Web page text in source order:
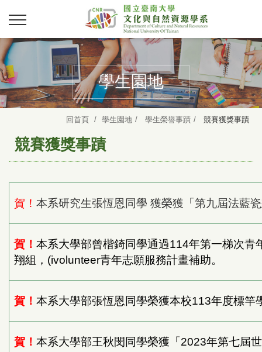
學生園地
回首頁 學生園地 學生榮譽事蹟 競賽獲獎事蹟
競賽獲獎事蹟
賀！ 本系研究生張恆恩同學 獲榮獲「第九屆法藍
賀！ 本系大學部曾楷錡同學通過114年第一梯次青
翔組，(ivolunteer青年志願服務計畫補助。
賀！ 本系大學部張恆恩同學榮獲本校113年度標竿
賀！ 本系大學部王秋閔同學榮獲「2023年第七屆